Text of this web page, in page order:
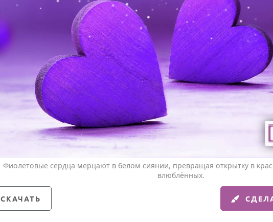
Фиолетовые сердца мерцают в белом сиянии, превращая открытку в
влюблённых.
СКАЧАТЬ